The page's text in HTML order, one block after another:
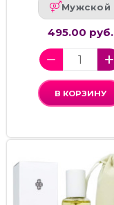
Мужской
495.00 руб.
В КОРЗИНУ